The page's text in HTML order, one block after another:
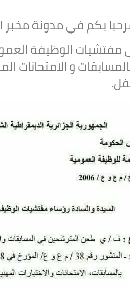
بكم في مدونة مخبر
مفتشيات الوظيفة
و الامتحانات